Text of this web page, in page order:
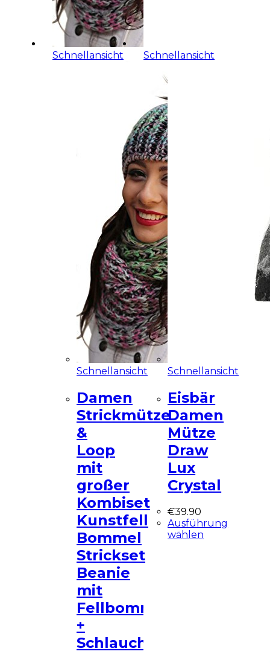
Schnellansicht
Schnellansicht
Damen
Strickmütze
&
Loop
mit
großer
Kombiset
Kunstfell
Bommel
Strickset
Beanie
mit
Fellbommel
+
Schlauchschal…
Schnellansicht
Schnellansicht
Eisbär
Damen
Mütze
Draw
Lux
Crystal
€39.90
Ausführung
wählen